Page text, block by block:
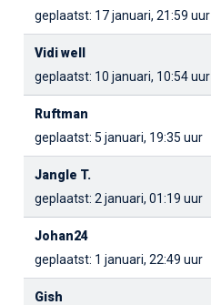
geplaatst: 17 januari, 21:59 uur
Vidi well
geplaatst: 10 januari, 10:54 uur
Ruftman
geplaatst: 5 januari, 19:35 uur
Jangle T.
geplaatst: 2 januari, 01:19 uur
Johan24
geplaatst: 1 januari, 22:49 uur
Gish